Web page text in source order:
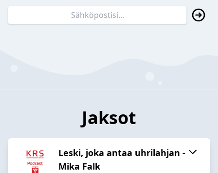
Jaksot
Leski, joka antaa uhrilahjan -
Mika Falk